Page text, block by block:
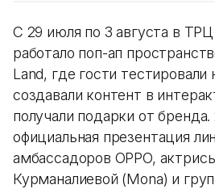
С 29 июля по 3 августа в
работало поп-ап
Land, где гости
создавали контент в
получали подарки от
официальная презентация
амбассадоров OPPO,
Курманалиевой (Mona) и